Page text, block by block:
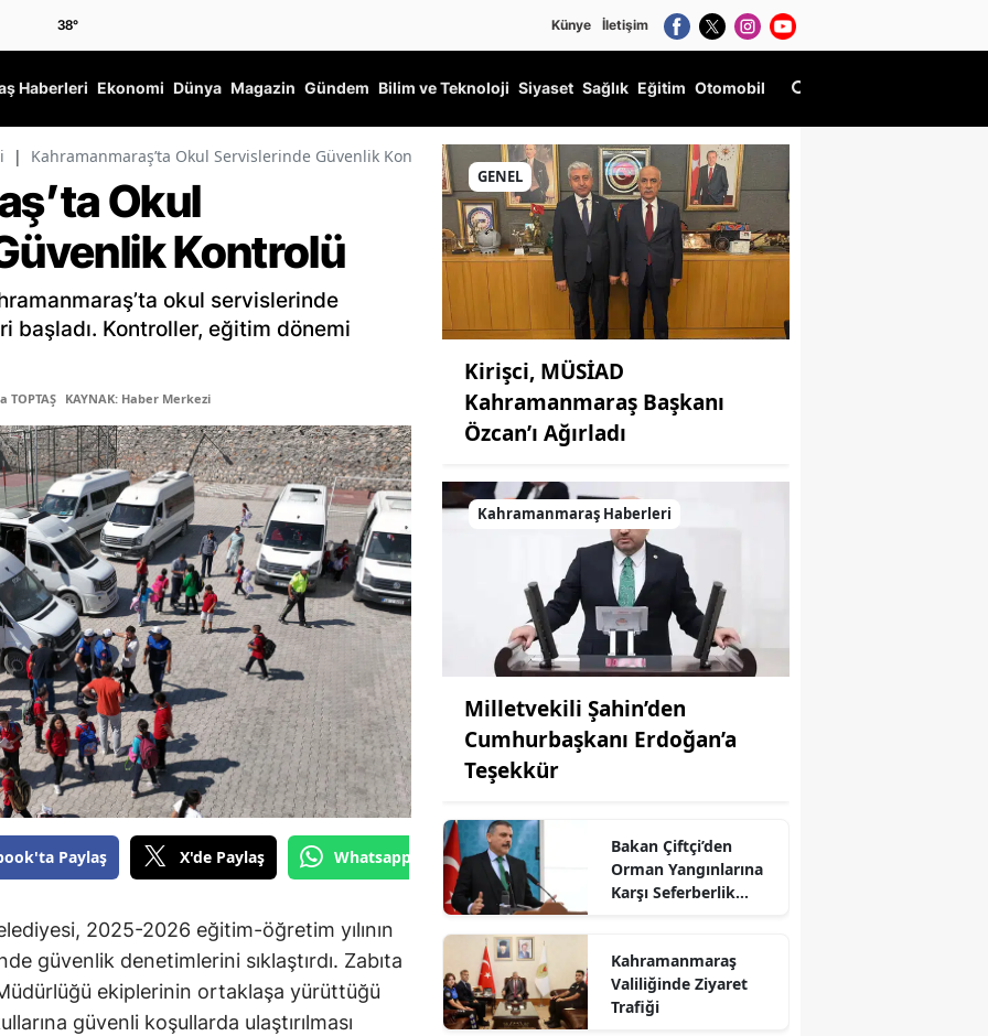
38° Künye İletişim
Haberleri Ekonomi Dünya Magazin Gündem Bilim ve Teknoloji Siyaset Sağlık Eğitim Otomobil
| Kahramanmaraş’ta Okul Servislerinde Güvenlik Kontrolü
Okul
Kontrolü
okul servislerinde
başladı. Kontroller, eğitim dönemi
TOPTAŞ KAYNAK: Haber Merkezi
Paylaş X'de Paylaş Whatsapp'tan Gönder
2025-2026 eğitim-öğretim yılının
güvenlik denetimlerini sıklaştırdı. Zabıta
ekiplerinin ortaklaşa yürüttüğü
güvenli koşullarda ulaştırılması
GENEL
Kirişci, MÜSİAD
Kahramanmaraş Başkanı
Özcan’ı Ağırladı
Kahramanmaraş Haberleri
Milletvekili Şahin’den
Cumhurbaşkanı Erdoğan’a
Teşekkür
Bakan Çiftçi’den
Orman Yangınlarına
Karşı Seferberlik
Kahramanmaraş
Valiliğinde Ziyaret
Trafiği